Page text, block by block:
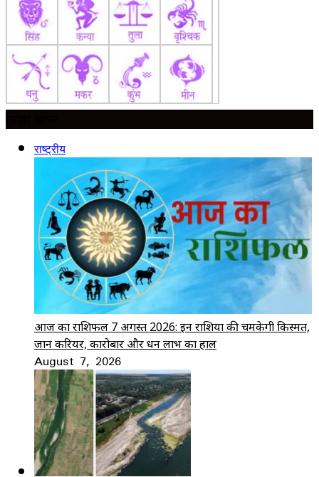
राष्ट्रीय
आज का राशिफल 7 अगस्त 2026: इन राशियों की चमकेगी किस्मत,
जानें करियर, कारोबार और धन लाभ का हाल
August 7, 2026